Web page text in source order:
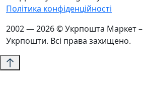
Політика конфіденційності
2002 — 2026 © Укрпошта Маркет –
Укрпошти. Всі права захищено.